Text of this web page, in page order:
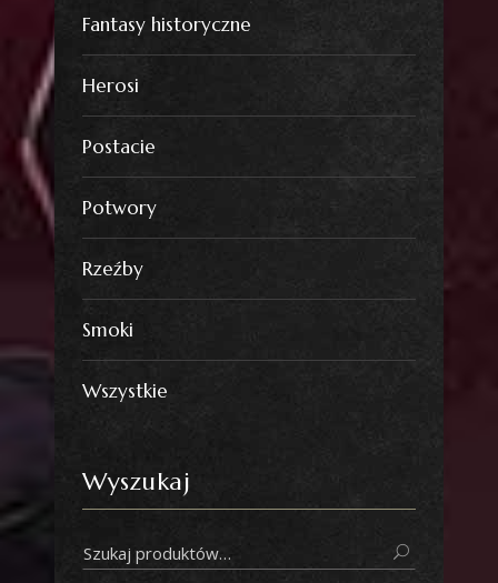
Fantasy historyczne
Herosi
Postacie
Potwory
Rzeźby
Smoki
Wszystkie
Wyszukaj